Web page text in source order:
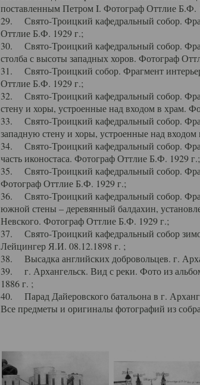
поставленным Петром I. Фотограф Оттлие Б.Ф.
29. Свято-Троицкий кафедральный собор.
Оттлие Б.Ф. 1929 г.;
30. Свято-Троицкий кафедральный собор.
столба с высоты западных хоров. Фотограф
31. Свято-Троицкий собор. Фрагмент
Оттлие Б.Ф. 1929 г.;
32. Свято-Троицкий кафедральный собор.
стену и хоры, устроенные над входом в храм.
33. Свято-Троицкий кафедральный собор.
западную стену и хоры, устроенные над
34. Свято-Троицкий кафедральный собор.
часть иконостаса. Фотограф Оттлие Б.Ф. 1929 г.;
35. Свято-Троицкий кафедральный собор.
Фотограф Оттлие Б.Ф. 1929 г.;
36. Свято-Троицкий кафедральный собор.
южной стены – деревянный балдахин,
Невского. Фотограф Оттлие Б.Ф. 1929 г.;
37. Свято-Троицкий кафедральный собор
Лейцингер Я.И. 08.12.1898 г. ;
38. Высадка английских добровольцев. г.
39. г. Архангельск. Вид с реки. Фото из
1886 г. ;
40. Парад Дайеровского батальона в г.
Все предметы и оригиналы фотографий из